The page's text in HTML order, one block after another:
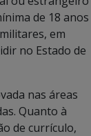
de 18 anos
em
no Estado de
nas áreas
Quanto à
de currículo,